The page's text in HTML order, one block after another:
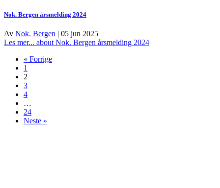
Nok. Bergen årsmelding 2024
Av Nok. Bergen | 05 jun 2025
Les mer... about Nok. Bergen årsmelding 2024
« Forrige
1
2
3
4
…
24
Neste »